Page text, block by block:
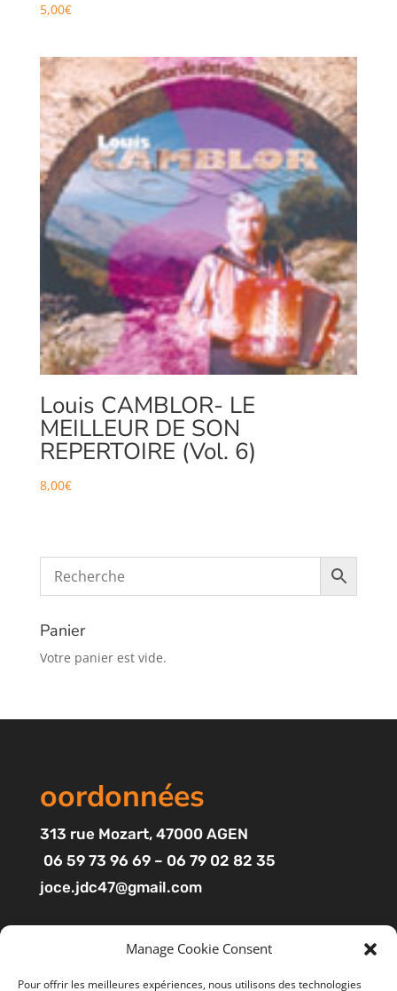
Manage Cookie Consent
Pour offrir les meilleures expériences, nous utilisons des technologies
5,00€
Louis CAMBLOR- LE
MEILLEUR DE SON
REPERTOIRE (Vol. 6)
8,00€
Panier
Votre panier est vide.
oordonnées
313 rue Mozart, 47000 AGEN
06 59 73 96 69 – 06 79 02 82 35
joce.jdc47@gmail.com
Boutique